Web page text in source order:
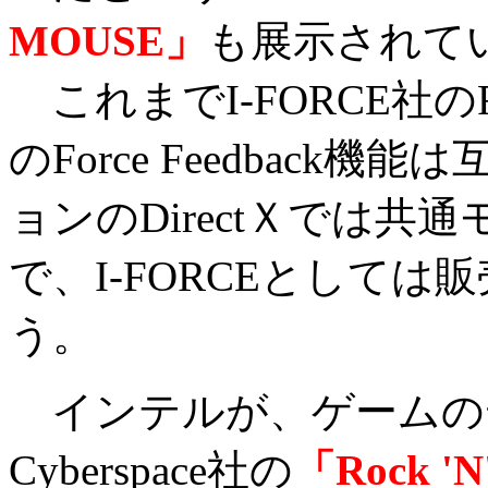
MOUSE」
も展示されて
これまでI-FORCE社の
のForce Feedback機能
ョンのDirectＸでは共
で、I-FORCEとしては
う。
インテルが、ゲーム
Cyberspace社の 「Rock